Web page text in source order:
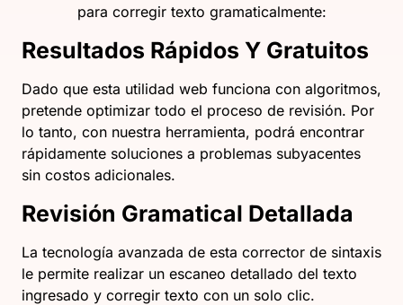
para corregir texto gramaticalmente:
Resultados Rápidos Y Gratuitos
Dado que esta utilidad web funciona con algoritmos,
pretende optimizar todo el proceso de revisión. Por
lo tanto, con nuestra herramienta, podrá encontrar
rápidamente soluciones a problemas subyacentes
sin costos adicionales.
Revisión Gramatical Detallada
La tecnología avanzada de esta corrector de sintaxis
le permite realizar un escaneo detallado del texto
ingresado y corregir texto con un solo clic.